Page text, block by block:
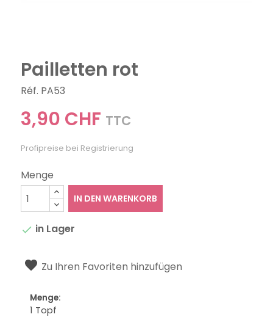
Pailletten rot
Réf. PA53
3,90 CHF TTC
Profipreise bei Registrierung
Menge
IN DEN WARENKORB
 in Lager
Zu Ihren Favoriten hinzufügen
Menge:
1 Topf